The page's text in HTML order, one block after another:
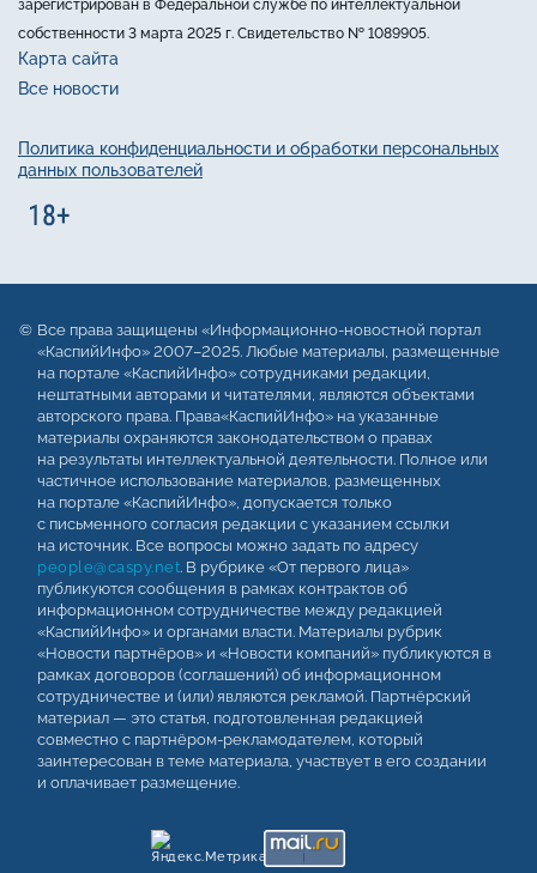
зарегистрирован в Федеральной службе по интеллектуальной
собственности 3 марта 2025 г. Свидетельство № 1089905.
Карта сайта
Все новости
Политика конфиденциальности и обработки персональных
данных пользователей
Все права защищены «Информационно-новостной портал
«КаспийИнфо» 2007–2025. Любые материалы, размещенные
на портале «КаспийИнфо» сотрудниками редакции,
нештатными авторами и читателями, являются объектами
авторского права. Права«КаспийИнфо» на указанные
материалы охраняются законодательством о правах
на результаты интеллектуальной деятельности. Полное или
частичное использование материалов, размещенных
на портале «КаспийИнфо», допускается только
с письменного согласия редакции с указанием ссылки
на источник. Все вопросы можно задать по адресу
people@caspy.net. В рубрике «От первого лица»
публикуются сообщения в рамках контрактов об
информационном сотрудничестве между редакцией
«КаспийИнфо» и органами власти. Материалы рубрик
«Новости партнёров» и «Новости компаний» публикуются в
рамках договоров (соглашений) об информационном
сотрудничестве и (или) являются рекламой. Партнёрский
материал — это статья, подготовленная редакцией
совместно с партнёром-рекламодателем, который
заинтересован в теме материала, участвует в его создании
и оплачивает размещение.